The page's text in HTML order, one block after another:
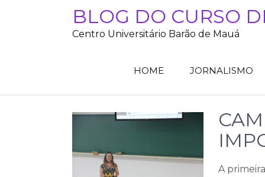
BLOG DO CURSO
Centro Universitário Barão de Mauá
HOME JORNALISMO
A